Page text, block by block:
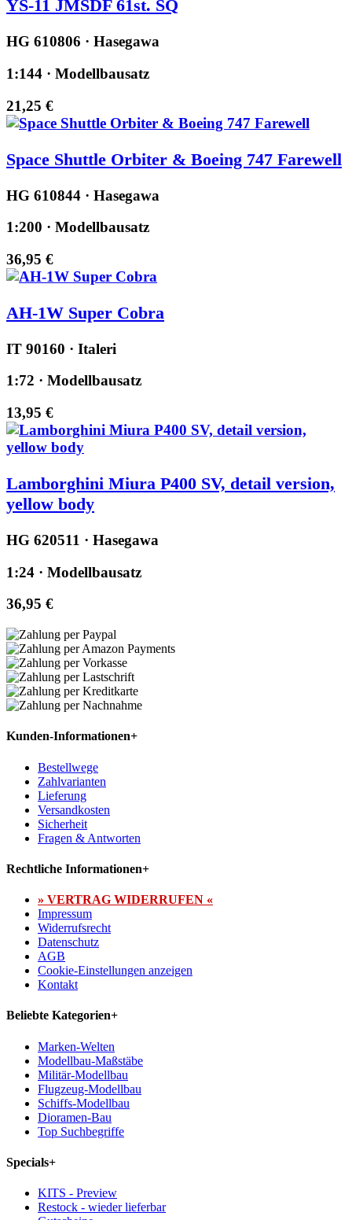
YS-11 JMSDF 61st. SQ
HG 610806 · Hasegawa
1:144 · Modellbausatz
21,25 €
Space Shuttle Orbiter & Boeing 747 Farewell
HG 610844 · Hasegawa
1:200 · Modellbausatz
36,95 €
AH-1W Super Cobra
IT 90160 · Italeri
1:72 · Modellbausatz
13,95 €
Lamborghini Miura P400 SV, detail version,
yellow body
HG 620511 · Hasegawa
1:24 · Modellbausatz
36,95 €
Kunden-Informationen+
Bestellwege
Zahlvarianten
Lieferung
Versandkosten
Sicherheit
Fragen & Antworten
Rechtliche Informationen+
» VERTRAG WIDERRUFEN «
Impressum
Widerrufsrecht
Datenschutz
AGB
Cookie-Einstellungen anzeigen
Kontakt
Beliebte Kategorien+
Marken-Welten
Modellbau-Maßstäbe
Militär-Modellbau
Flugzeug-Modellbau
Schiffs-Modellbau
Dioramen-Bau
Top Suchbegriffe
Specials+
KITS - Preview
Restock - wieder lieferbar